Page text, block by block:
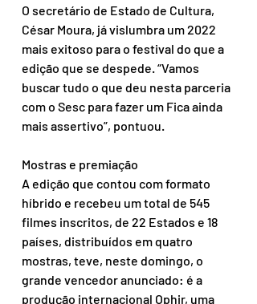
O secretário de Estado de Cultura,
César Moura, já vislumbra um 2022
mais exitoso para o festival do que a
edição que se despede. “Vamos
buscar tudo o que deu nesta parceria
com o Sesc para fazer um Fica ainda
mais assertivo”, pontuou.
Mostras e premiação
A edição que contou com formato
híbrido e recebeu um total de 545
filmes inscritos, de 22 Estados e 18
países, distribuídos em quatro
mostras, teve, neste domingo, o
grande vencedor anunciado: é a
produção internacional Ophir, uma